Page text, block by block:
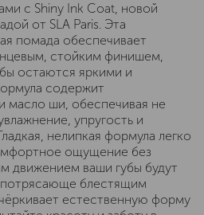
с Shiny Ink Coat, новой
от SLA Paris. Эта
помада обеспечивает
стойким финишем,
остаются яркими и
содержит
масло ши, обеспечивая не
упругость и
нелипкая формула легко
ощущение без
движением ваши губы будут
блестящим
естественную форму